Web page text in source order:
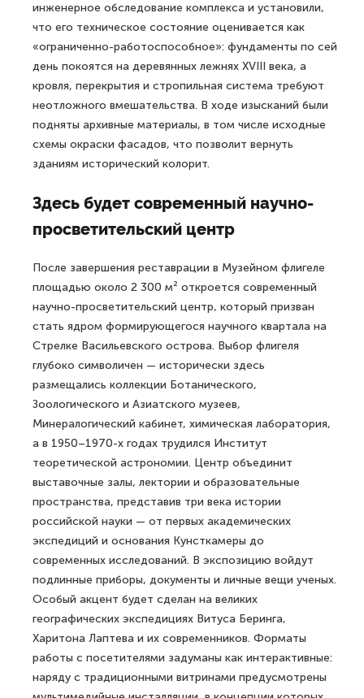
инженерное обследование комплекса и установили,
что его техническое состояние оценивается как
«ограниченно-работоспособное»: фундаменты по сей
день покоятся на деревянных лежнях XVIII века, а
кровля, перекрытия и стропильная система требуют
неотложного вмешательства. В ходе изысканий были
подняты архивные материалы, в том числе исходные
схемы окраски фасадов, что позволит вернуть
зданиям исторический колорит.
Здесь будет современный научно-
просветительский центр
После завершения реставрации в Музейном флигеле
площадью около 2 300 м² откроется современный
научно-просветительский центр, который призван
стать ядром формирующегося научного квартала на
Стрелке Васильевского острова. Выбор флигеля
глубоко символичен — исторически здесь
размещались коллекции Ботанического,
Зоологического и Азиатского музеев,
Минералогический кабинет, химическая лаборатория,
а в 1950–1970-х годах трудился Институт
теоретической астрономии. Центр объединит
выставочные залы, лектории и образовательные
пространства, представив три века истории
российской науки — от первых академических
экспедиций и основания Кунсткамеры до
современных исследований. В экспозицию войдут
подлинные приборы, документы и личные вещи ученых.
Особый акцент будет сделан на великих
географических экспедициях Витуса Беринга,
Харитона Лаптева и их современников. Форматы
работы с посетителями задуманы как интерактивные:
наряду с традиционными витринами предусмотрены